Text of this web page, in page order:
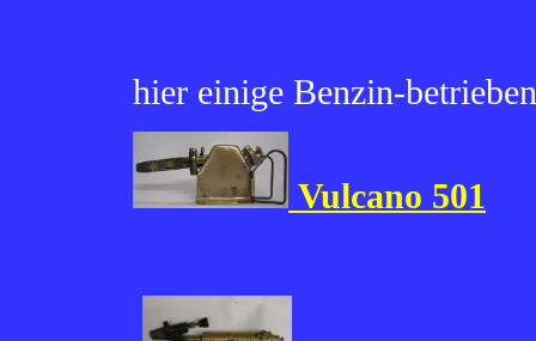
hier einige Benzin-
Vulcano 501